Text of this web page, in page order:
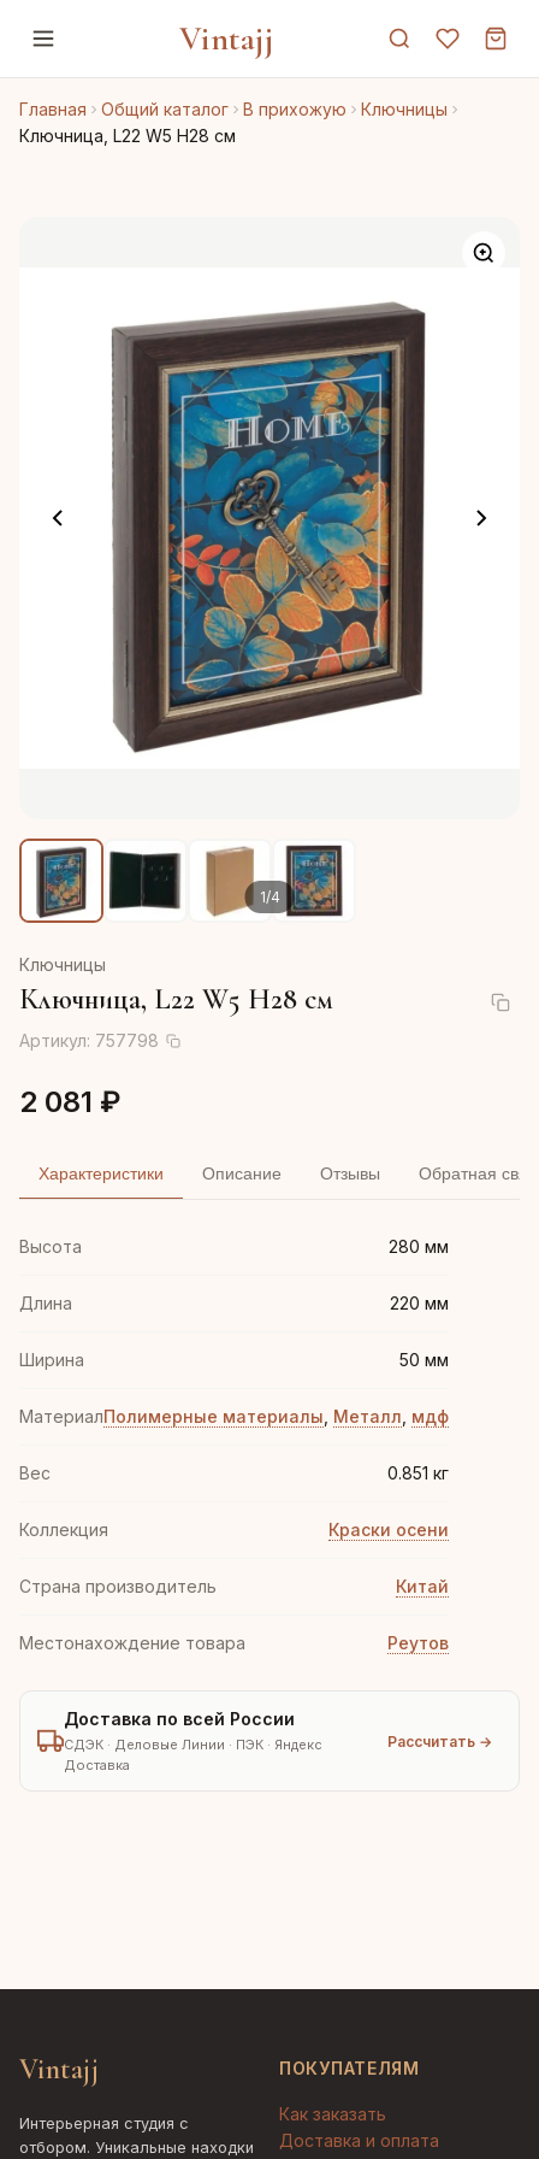
Vintajj
Главная Общий каталог В прихожую
Ключницы
Ключница, L22 W5 H28 см
1/4
Ключницы
Ключница, L22 W5 H28 см
Артикул: 757798
2 081 ₽
Характеристики Описание Отзывы Обратная
Высота 280 мм
Длина 220 мм
Ширина 50 мм
МатериалПолимерные материалы Металл мдф
Вес 0.851 кг
Коллекция Краски осени
Страна производитель Китай
Местонахождение товара Реутов
Доставка по всей России
СДЭК · Деловые Линии · ПЭК · Яндекс
Доставка
Рассчитать →
Vintajj
Интерьерная студия с
отбором. Уникальные находки
ПОКУПАТЕЛЯМ
Как заказать
Доставка и оплата